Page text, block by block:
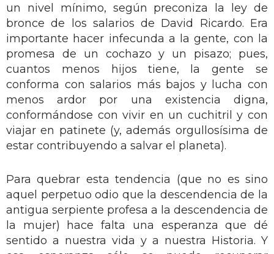
un nivel mínimo, según preconiza la ley de
bronce de los salarios de David Ricardo. Era
importante hacer infecunda a la gente, con la
promesa de un cochazo y un pisazo; pues,
cuantos menos hijos tiene, la gente se
conforma con salarios más bajos y lucha con
menos ardor por una existencia digna,
conformándose con vivir en un cuchitril y con
viajar en patinete (y, además orgullosísima de
estar contribuyendo a salvar el planeta).
Para quebrar esta tendencia (que no es sino
aquel perpetuo odio que la descendencia de la
antigua serpiente profesa a la descendencia de
la mujer) hace falta una esperanza que dé
sentido a nuestra vida y a nuestra Historia. Y